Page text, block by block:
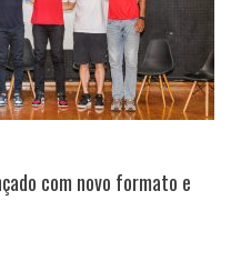
com novo formato e